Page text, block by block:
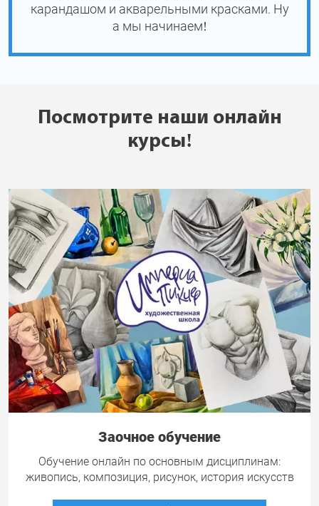
карандашом и акварельными красками. Ну
а мы начинаем!
Посмотрите наши онлайн
курсы!
Заочное обучение
Обучение онлайн по основным дисциплинам:
живопись, композиция, рисунок, история искусств